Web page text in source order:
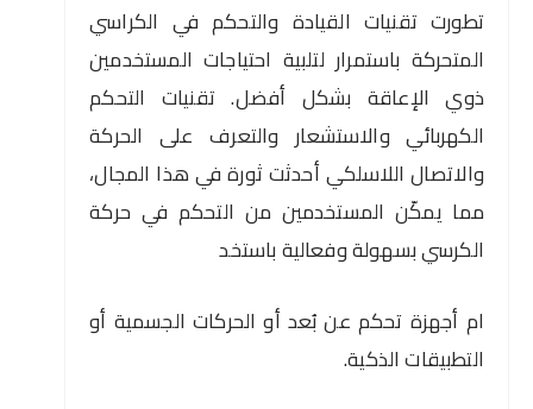
تطورت تقنيات القيادة والتحكم في الكراسي
المتحركة باستمرار لتلبية احتياجات المستخدمين
ذوي الإعاقة بشكل أفضل. تقنيات التحكم
الكهربائي والاستشعار والتعرف على الحركة
والاتصال اللاسلكي أحدثت ثورة في هذا المجال،
مما يمكّن المستخدمين من التحكم في حركة
الكرسي بسهولة وفعالية باستخد
ام أجهزة تحكم عن بُعد أو الحركات الجسمية أو
التطبيقات الذكية.